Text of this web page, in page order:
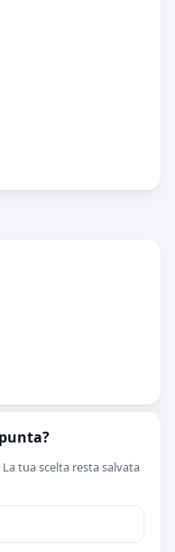
tua scelta resta salvata